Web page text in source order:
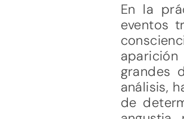
En la
eventos
grandes
análisis,
de